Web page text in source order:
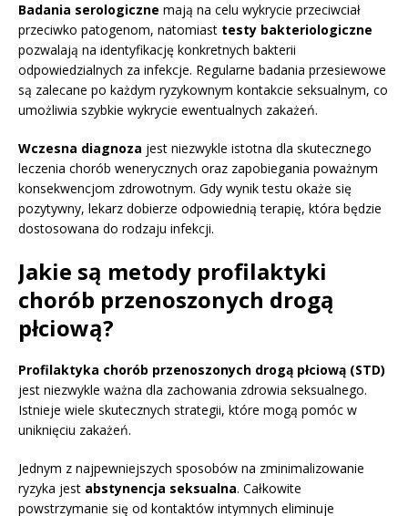
Badania serologiczne mają na celu wykrycie przeciwciał
przeciwko patogenom, natomiast testy bakteriologiczne
pozwalają na identyfikację konkretnych bakterii
odpowiedzialnych za infekcje. Regularne badania przesiewowe
są zalecane po każdym ryzykownym kontakcie seksualnym, co
umożliwia szybkie wykrycie ewentualnych zakażeń.
Wczesna diagnoza jest niezwykle istotna dla skutecznego
leczenia chorób wenerycznych oraz zapobiegania poważnym
konsekwencjom zdrowotnym. Gdy wynik testu okaże się
pozytywny, lekarz dobierze odpowiednią terapię, która będzie
dostosowana do rodzaju infekcji.
Jakie są metody profilaktyki
chorób przenoszonych drogą
płciową?
Profilaktyka chorób przenoszonych drogą płciową (STD)
jest niezwykle ważna dla zachowania zdrowia seksualnego.
Istnieje wiele skutecznych strategii, które mogą pomóc w
uniknięciu zakażeń.
Jednym z najpewniejszych sposobów na zminimalizowanie
ryzyka jest abstynencja seksualna. Całkowite
powstrzymanie się od kontaktów intymnych eliminuje